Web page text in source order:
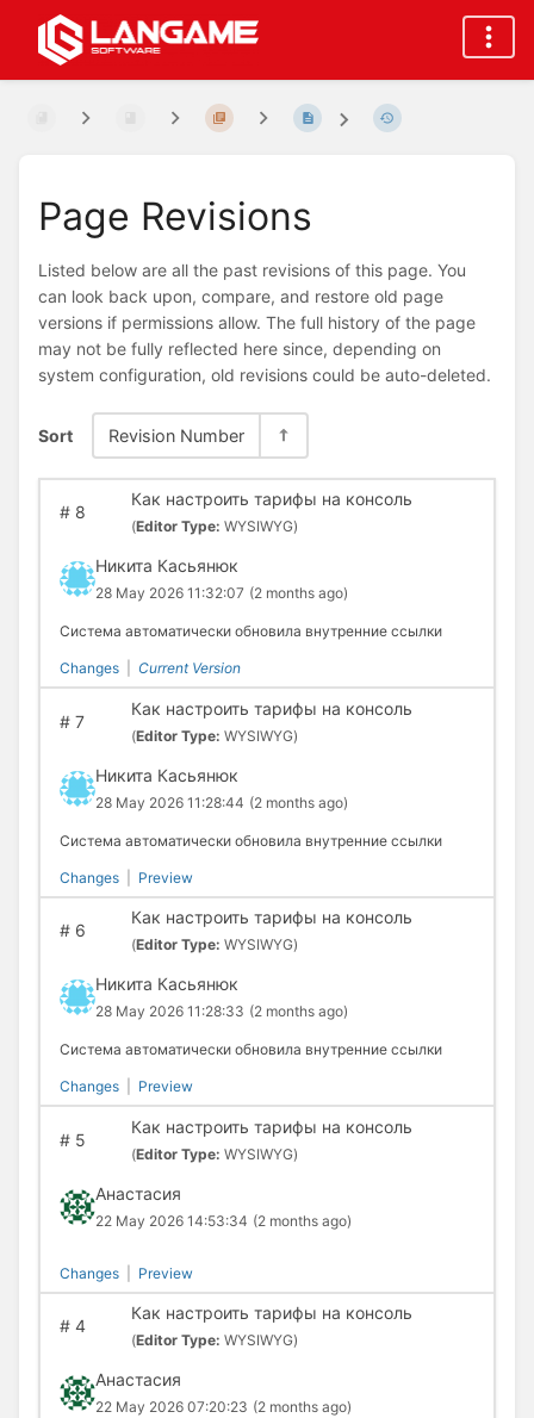
Page Revisions
Listed below are all the past revisions of this page. You
can look back upon, compare, and restore old page
versions if permissions allow. The full history of the page
may not be fully reflected here since, depending on
system configuration, old revisions could be auto-deleted.
Sort Revision Number
#8
Как настроить тарифы на консоль
(Editor Type: WYSIWYG)
Никита Касьянюк
28 May 2026 11:32:07 (2 months ago)
Система автоматически обновила внутренние ссылки
Changes Current Version
#7
Как настроить тарифы на консоль
(Editor Type: WYSIWYG)
Никита Касьянюк
28 May 2026 11:28:44 (2 months ago)
Система автоматически обновила внутренние ссылки
Changes Preview
#6
Как настроить тарифы на консоль
(Editor Type: WYSIWYG)
Никита Касьянюк
28 May 2026 11:28:33 (2 months ago)
Система автоматически обновила внутренние ссылки
Changes Preview
#5
Как настроить тарифы на консоль
(Editor Type: WYSIWYG)
Анастасия
22 May 2026 14:53:34 (2 months ago)
Changes Preview
#4
Как настроить тарифы на консоль
(Editor Type: WYSIWYG)
Анастасия
22 May 2026 07:20:23 (2 months ago)